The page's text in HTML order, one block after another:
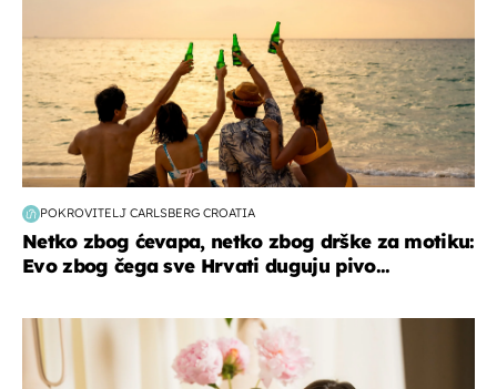
POKROVITELJ CARLSBERG CROATIA
Netko zbog ćevapa, netko zbog drške za motiku:
Evo zbog čega sve Hrvati duguju pivo...
moda & ljepota